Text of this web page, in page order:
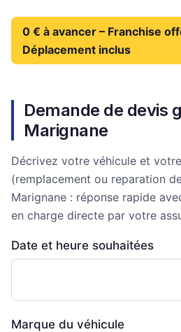
0 € à avancer – Franchise
Déplacement inclus
Demande de devis
Marignane
Décrivez votre véhicule et
(remplacement ou reparation
Marignane : réponse rapide
en charge directe par votre
Date et heure souhaitées
Marque du véhicule